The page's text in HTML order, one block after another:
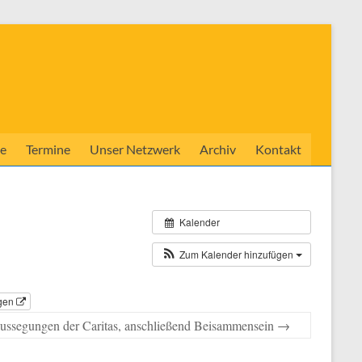
Termine Unser Netzwerk Archiv Kontakt
Kalender
Zum Kalender hinzufügen
der Caritas, anschließend Beisammensein →